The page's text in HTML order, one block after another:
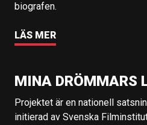
biografen.
LÄS MER
MINA DRÖMMARS
Projektet är en nationell
initierad av Svenska